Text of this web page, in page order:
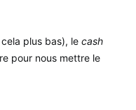
plus bas), le cash
pour nous mettre le